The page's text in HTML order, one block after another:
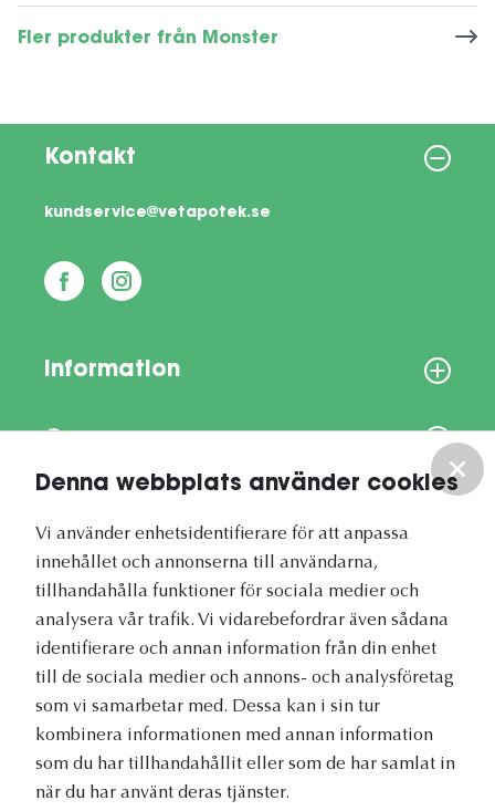
Denna webbplats använder cookies
Vi använder enhetsidentifierare för att anpassa
innehållet och annonserna till användarna,
tillhandahålla funktioner för sociala medier och
analysera vår trafik. Vi vidarebefordrar även sådana
identifierare och annan information från din enhet
till de sociala medier och annons- och analysföretag
som vi samarbetar med. Dessa kan i sin tur
kombinera informationen med annan information
som du har tillhandahållit eller som de har samlat in
när du har använt deras tjänster.
Fler produkter från Monster
Kontakt
kundservice@vetapotek.se
Information
Vetapotek.se är en del av
Evidensia Djursjukvård